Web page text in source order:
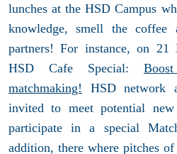
lunches at the HSD Campus
knowledge, smell the coffee
partners! For instance, on 21
HSD Cafe Special:
matchmaking! HSD network
invited to meet potential new
participate in a special
addition, there where pitches